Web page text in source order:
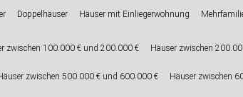
Doppelhäuser Häuser mit Einliegerwohnung
zwischen 100.000 € und 200.000 € Häuser zwischen
zwischen 500.000 € und 600.000 € Häuser zwischen